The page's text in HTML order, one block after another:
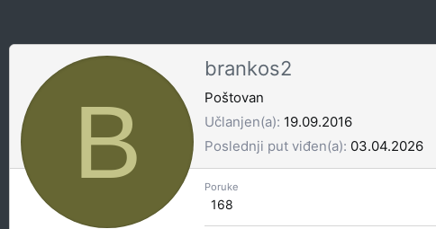
B
brankos2
Poštovan
Učlanjen(a) 19.09.2016
Poslednji put viđen(a) 03.04.2026
Poruke
168